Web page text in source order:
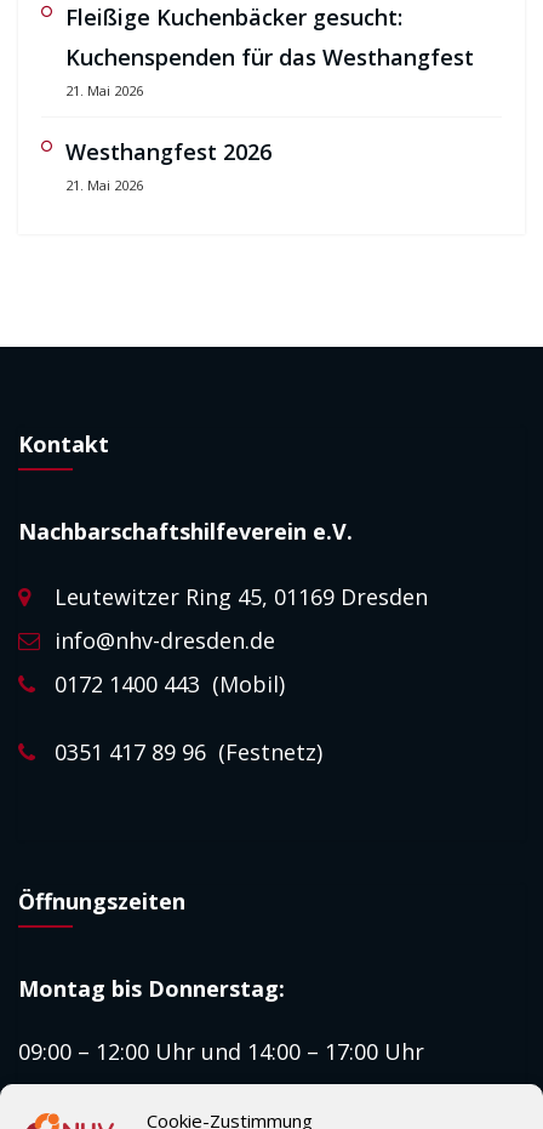
Cookie-Zustimmung
Fleißige Kuchenbäcker gesucht:
Kuchenspenden für das Westhangfest
21. Mai 2026
Westhangfest 2026
21. Mai 2026
Kontakt
Nachbarschaftshilfeverein e.V.
Leutewitzer Ring 45, 01169 Dresden
info@nhv-dresden.de
0172 1400 443 (Mobil)
0351 417 89 96 (Festnetz)
Öffnungszeiten
Montag bis Donnerstag:
09:00 – 12:00 Uhr und 14:00 – 17:00 Uhr
Freitag: